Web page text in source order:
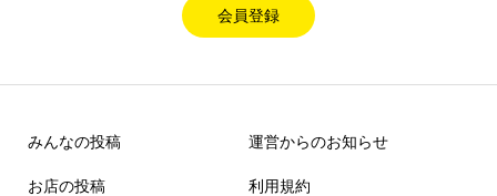
会員登録
みんなの投稿
お店の投稿
運営からのお知らせ
利用規約